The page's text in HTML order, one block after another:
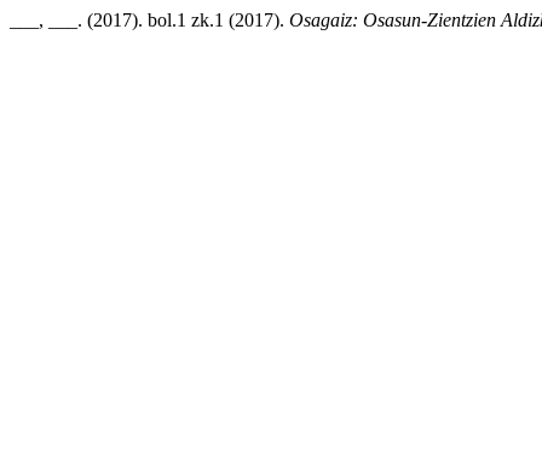
___, ___. (2017). bol.1 zk.1 (2017). Osagaiz: Osasun-Zientzien